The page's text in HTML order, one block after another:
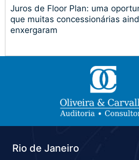
Juros de Floor Plan: uma
que muitas concessionárias
enxergaram
Rio de Janeiro